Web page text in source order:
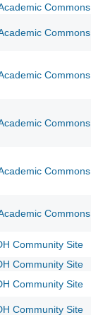
Commons
Commons
Commons
Commons
Commons
Commons
Community Site
Community Site
Community Site
Community Site